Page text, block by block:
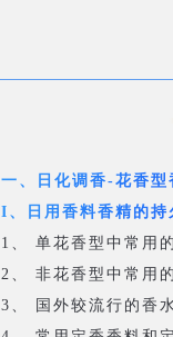
一、日化调香-花香型
I、日用香料香精的
1、 单花香型中常用
2、 非花香型中常用
3、 国外较流行的香